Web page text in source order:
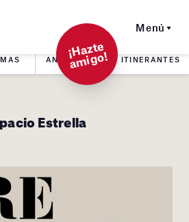
Menú
¡
Hazt
e
a
mi
g
o!
ANTERIORES ITINERANTES
Estrella